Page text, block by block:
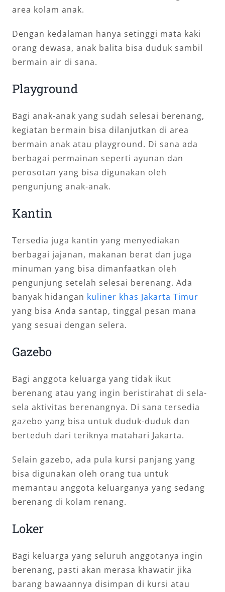
area kolam anak.
Dengan kedalaman hanya setinggi mata kaki
orang dewasa, anak balita bisa duduk sambil
bermain air di sana.
Playground
Bagi anak-anak yang sudah selesai berenang,
kegiatan bermain bisa dilanjutkan di area
bermain anak atau playground. Di sana ada
berbagai permainan seperti ayunan dan
perosotan yang bisa digunakan oleh
pengunjung anak-anak.
Kantin
Tersedia juga kantin yang menyediakan
berbagai jajanan, makanan berat dan juga
minuman yang bisa dimanfaatkan oleh
pengunjung setelah selesai berenang. Ada
banyak hidangan kuliner khas Jakarta Timur
yang bisa Anda santap, tinggal pesan mana
yang sesuai dengan selera.
Gazebo
Bagi anggota keluarga yang tidak ikut
berenang atau yang ingin beristirahat di sela-
sela aktivitas berenangnya. Di sana tersedia
gazebo yang bisa untuk duduk-duduk dan
berteduh dari teriknya matahari Jakarta.
Selain gazebo, ada pula kursi panjang yang
bisa digunakan oleh orang tua untuk
memantau anggota keluarganya yang sedang
berenang di kolam renang.
Loker
Bagi keluarga yang seluruh anggotanya ingin
berenang, pasti akan merasa khawatir jika
barang bawaannya disimpan di kursi atau